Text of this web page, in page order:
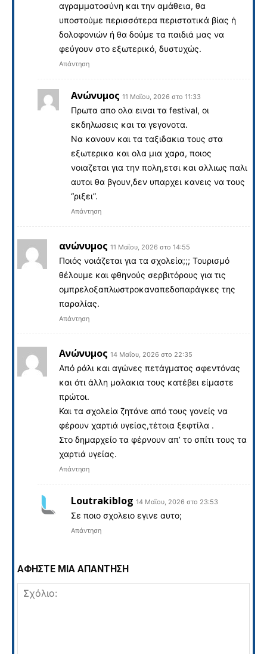
αγραμματοσύνη και την αμάθεια, θα
υποστούμε περισσότερα περιστατικά βίας ή
δολοφονιών ή θα δούμε τα παιδιά μας να
φεύγουν στο εξωτερικό, δυστυχώς.
Απάντηση
Ανώνυμος 11 Μαΐου, 2026 στο 11:33
Πρωτα απο ολα ειναι τα festival, οι
εκδηλωσεις και τα γεγονοτα.
Να κανουν και τα ταξιδακια τους στα
εξωτερικα και ολα μια χαρα, ποιος
νοιαζεται για την πολη,ετσι και αλλιως παλι
αυτοι θα βγουν,δεν υπαρχει κανεις να τους
“ριξει”.
Απάντηση
ανώνυμος 11 Μαΐου, 2026 στο 14:55
Ποιός νοιάζεται για τα σχολεία;;; Τουρισμό
θέλουμε και φθηνούς σερβιτόρους για τις
ομπρελοξαπλωστροκαναπεδοπαράγκες της
παραλίας.
Απάντηση
Ανώνυμος 14 Μαΐου, 2026 στο 22:35
Από ράλι και αγώνες πετάγματος σφεντόνας
και ότι άλλη μαλακια τους κατέβει είμαστε
πρώτοι.
Και τα σχολεία ζητάνε από τους γονείς να
φέρουν χαρτιά υγείας,τέτοια ξεφτίλα .
Στο δημαρχείο τα φέρνουν απ’ το σπίτι τους τα
χαρτιά υγείας.
Απάντηση
Loutrakiblog 14 Μαΐου, 2026 στο 23:53
Σε ποιο σχολειο εγινε αυτο;
Απάντηση
ΑΦΗΣΤΕ ΜΙΑ ΑΠΑΝΤΗΣΗ